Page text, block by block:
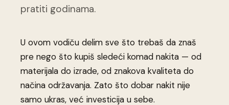
pratiti godinama.
U ovom vodiču delim sve što trebaš da znaš
pre nego što kupiš sledeći komad nakita — od
materijala do izrade, od znakova kvaliteta do
načina održavanja. Zato što dobar nakit nije
samo ukras, već investicija u sebe.